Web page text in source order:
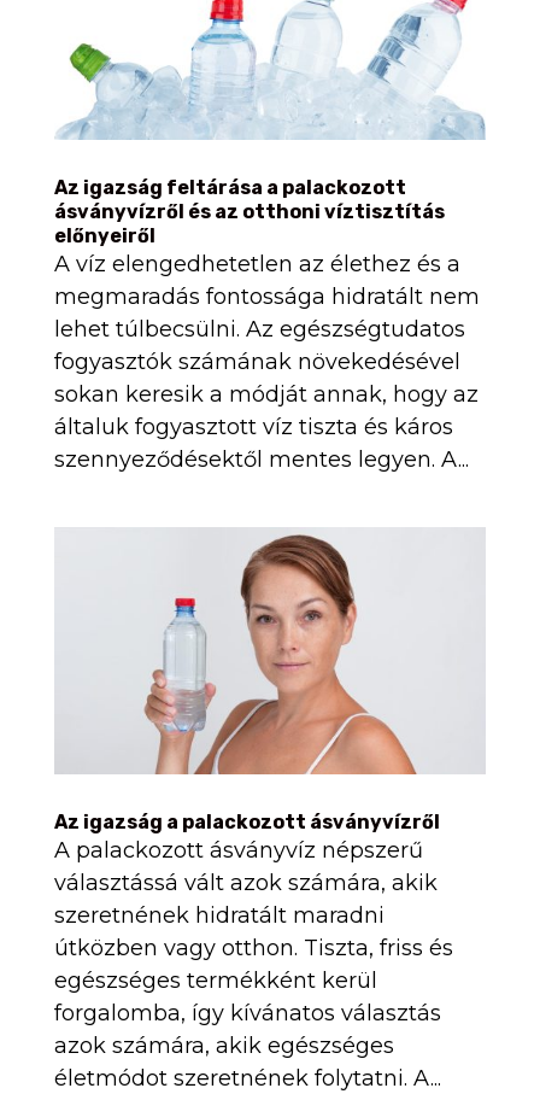
Az igazság feltárása a palackozott
ásványvízről és az otthoni víztisztítás
előnyeiről
A víz elengedhetetlen az élethez és a
megmaradás fontossága hidratált nem
lehet túlbecsülni. Az egészségtudatos
fogyasztók számának növekedésével
sokan keresik a módját annak, hogy az
általuk fogyasztott víz tiszta és káros
szennyeződésektől mentes legyen. A...
Az igazság a palackozott ásványvízről
A palackozott ásványvíz népszerű
választássá vált azok számára, akik
szeretnének hidratált maradni
útközben vagy otthon. Tiszta, friss és
egészséges termékként kerül
forgalomba, így kívánatos választás
azok számára, akik egészséges
életmódot szeretnének folytatni. A...